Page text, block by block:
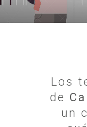
Los
de
un